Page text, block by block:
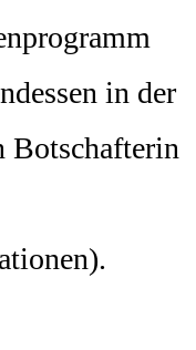
in der
Botschafterin